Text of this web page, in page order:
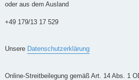
oder aus dem Ausland
+49 179/13 17 529
Unsere Datenschutzerklärung
Online-Streitbeilegung gemäß Art. 14 Abs. 1